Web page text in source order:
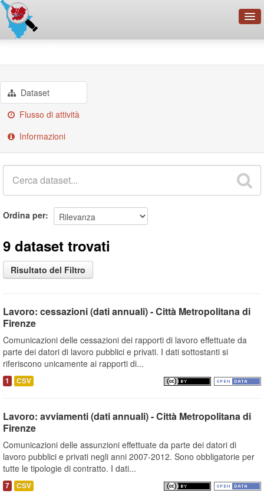
Dataset
Flusso di attività
Informazioni
Ordina per
9 dataset trovati
Risultato del Filtro
Lavoro: cessazioni (dati annuali) - Città Metropolitana di
Firenze
Comunicazioni delle cessazioni dei rapporti di lavoro effettuate da
parte dei datori di lavoro pubblici e privati. I dati sottostanti si
riferiscono unicamente ai rapporti di...
1 CSV
Lavoro: avviamenti (dati annuali) - Città Metropolitana di
Firenze
Comunicazioni delle assunzioni effettuate da parte dei datori di
lavoro pubblici e privati negli anni 2007-2012. Sono obbligatorie per
tutte le tipologie di contratto. I dati...
7 CSV